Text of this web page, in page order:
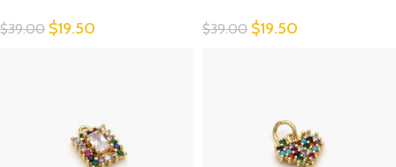
$39.00 $19.50 $39.00 $19.50